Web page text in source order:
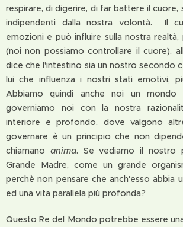
respirare, di digerire, di far battere il
indipendenti dalla nostra volontà. Il
emozioni e può influire sulla nostra
(noi non possiamo controllare il cuore),
dice che l'intestino sia un nostro secondo
lui che influenza i nostri stati emotivi,
Abbiamo quindi anche noi un mondo
governiamo noi con la nostra
interiore e profondo, dove valgono
governare è un principio che non
chiamano anima. Se vediamo il nostro
Grande Madre, come un grande
perchè non pensare che anch'esso abbia
ed una vita parallela più profonda?
Questo Re del Mondo potrebbe essere